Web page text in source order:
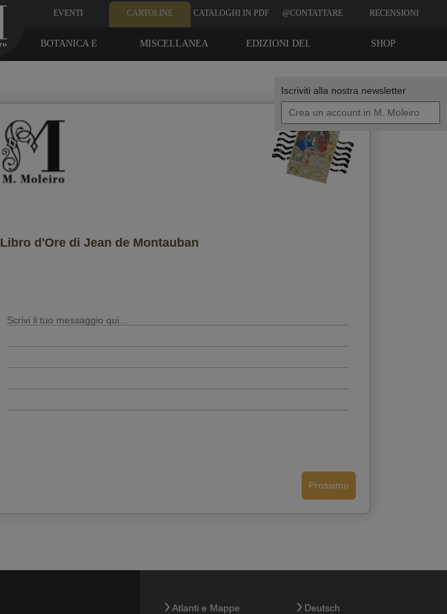
Iscriviti alla nostra newsletter
EVENTI CARTOLINE CATALOGHI IN PDF @CONTATTARE RECENSIONI
SHOP
EDIZIONI DEL
MISCELLANEA
BOTANICA E
Libro d'Ore di Jean de Montauban
Prossimo
I tuoi dati
Invia una copia alla mia email
Indietro
Atlanti e Mappe
Deutsch